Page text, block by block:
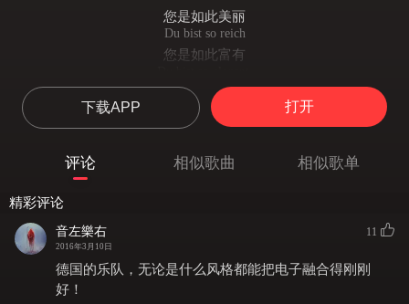
您是如此美丽
Du bist so reich
您是如此富有
您是如此优雅
Nah und fern zugleich
远在天边 近在眼前
您是如此纯洁
indem wir dich nur anseh'n
下载APP 打开
评论 相似歌曲 相似歌单
精彩评论
音左樂右
2016年3月10日
11
德国的乐队，无论是什么风格都能把电子融合得刚刚
好！